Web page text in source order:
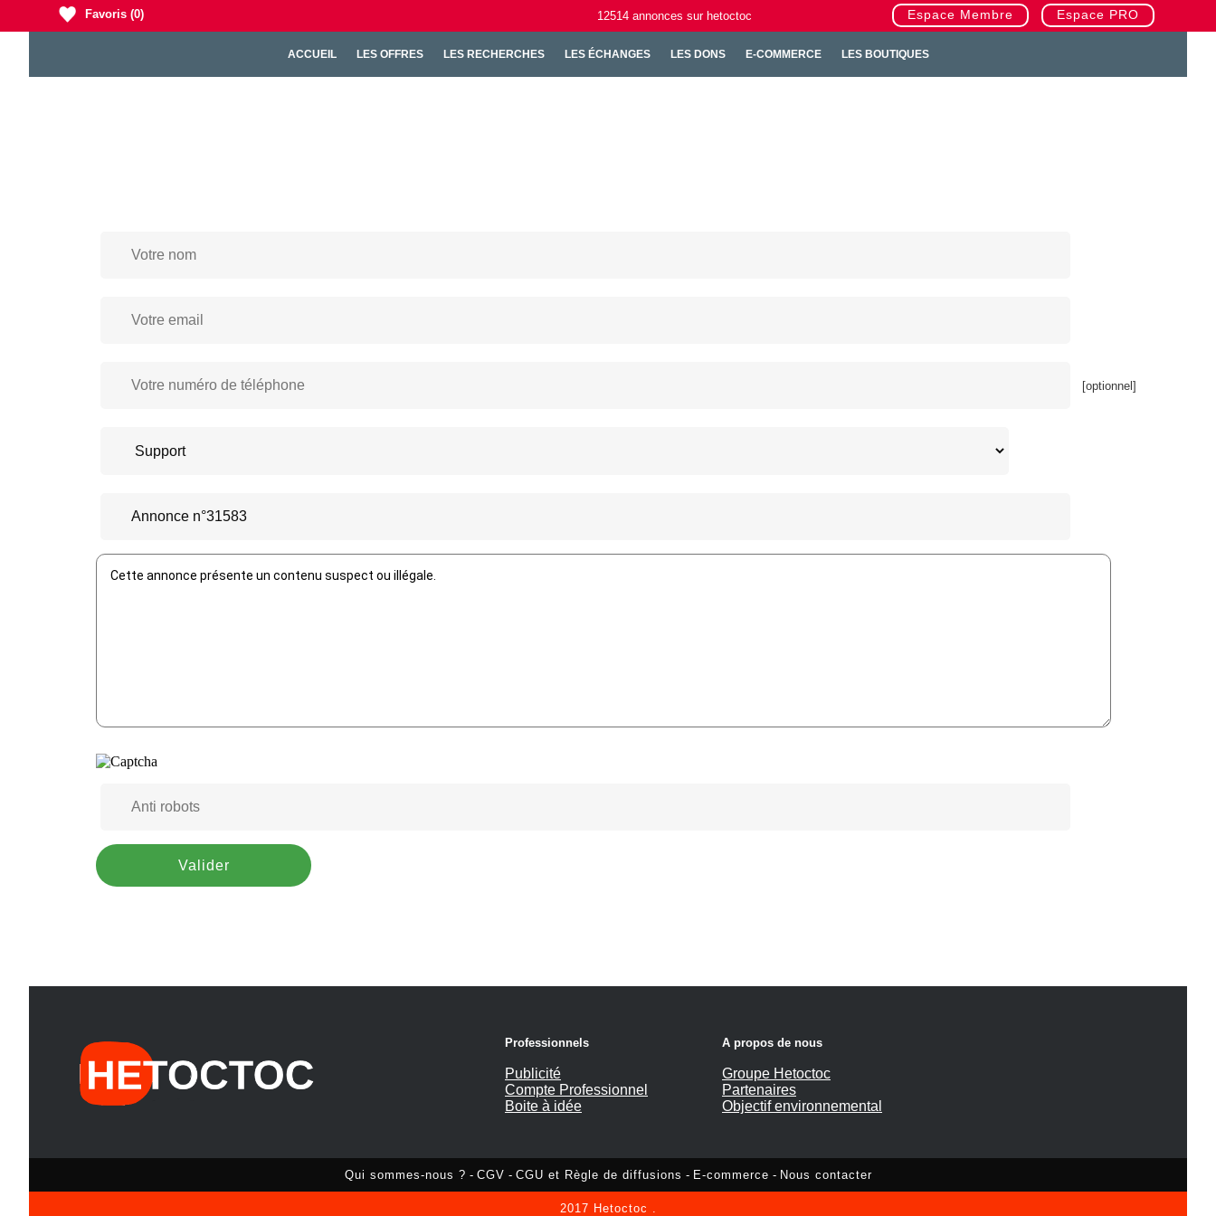
Espace Membre Espace PRO
12514 annonces sur hetoctoc
Favoris (0)
ACCUEIL LES OFFRES LES RECHERCHES LES ÉCHANGES LES DONS E-COMMERCE LES BOUTIQUES
[optionnel]
Professionnels
Publicité
Compte Professionnel
Boite à idée
A propos de nous
Groupe Hetoctoc
Partenaires
Objectif environnemental
Qui sommes-nous ? - CGV - CGU et Règle de diffusions - E-commerce - Nous contacter
2017 Hetoctoc .